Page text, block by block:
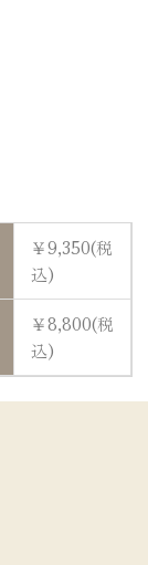
￥9,350(税
込)
￥8,800(税
込)